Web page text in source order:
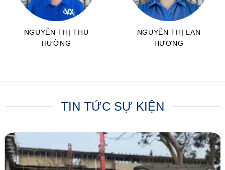
NGUYỄN THỊ THU
HƯỜNG
NGUYỄN THỊ LAN
HƯƠNG
TIN TỨC SỰ KIỆN